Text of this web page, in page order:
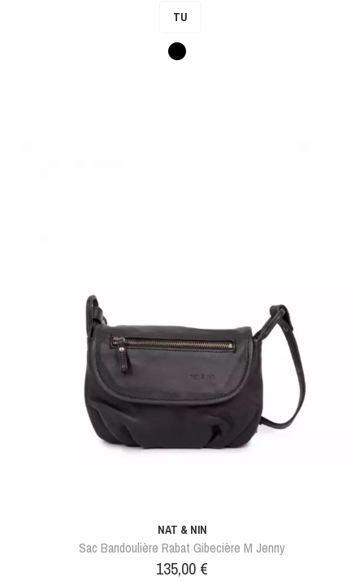
TU
Noir
NAT & NIN
Sac Bandoulière Rabat Gibecière M Jenny
Prix
135,00 €